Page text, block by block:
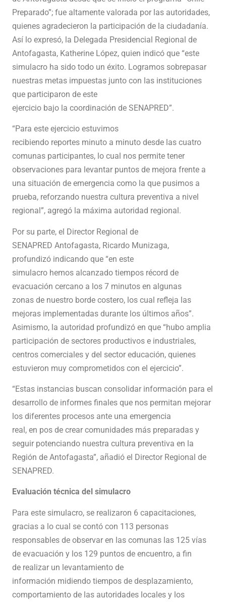
Preparado”; fue altamente valorada por las autoridades,
quienes agradecieron la participación de la ciudadanía.
Así lo expresó, la Delegada Presidencial Regional de
Antofagasta, Katherine López, quien indicó que “este
simulacro ha sido todo un éxito. Logramos sobrepasar
nuestras metas impuestas junto con las instituciones
que participaron de este
ejercicio bajo la coordinación de SENAPRED”.
“Para este ejercicio estuvimos
recibiendo reportes minuto a minuto desde las cuatro
comunas participantes, lo cual nos permite tener
observaciones para levantar puntos de mejora frente a
una situación de emergencia como la que pusimos a
prueba, reforzando nuestra cultura preventiva a nivel
regional”, agregó la máxima autoridad regional.
Por su parte, el Director Regional de
SENAPRED Antofagasta, Ricardo Munizaga,
profundizó indicando que “en este
simulacro hemos alcanzado tiempos récord de
evacuación cercano a los 7 minutos en algunas
zonas de nuestro borde costero, los cual refleja las
mejoras implementadas durante los últimos años”.
Asimismo, la autoridad profundizó en que “hubo amplia
participación de sectores productivos e industriales,
centros comerciales y del sector educación, quienes
estuvieron muy comprometidos con el ejercicio”.
“Estas instancias buscan consolidar información para el
desarrollo de informes finales que nos permitan mejorar
los diferentes procesos ante una emergencia
real, en pos de crear comunidades más preparadas y
seguir potenciando nuestra cultura preventiva en la
Región de Antofagasta”, añadió el Director Regional de
SENAPRED.
Evaluación técnica del simulacro
Para este simulacro, se realizaron 6 capacitaciones,
gracias a lo cual se contó con 113 personas
responsables de observar en las comunas las 125 vías
de evacuación y los 129 puntos de encuentro, a fin
de realizar un levantamiento de
información midiendo tiempos de desplazamiento,
comportamiento de las autoridades locales y los